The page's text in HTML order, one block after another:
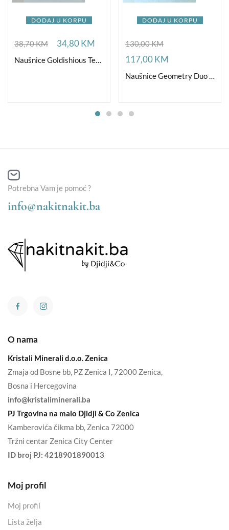
DODAJ U KORPU
38,70KM 34,80KM
Naušnice Goldishious TearDrop
DODAJ U KORPU
130,00KM
117,00KM
Naušnice Geometry Duo Crystal Gold
Potrebna Vam je pomoć ?
info@nakitnakit.ba
O nama
Kristali Minerali d.o.o. Zenica
Zmaja od Bosne bb, PZ Zenica I, 72000 Zenica,
Bosna i Hercegovina
info@kristaliminerali.ba
PJ Trgovina na malo Djidji & Co Zenica
Kamberovića čikma bb, Zenica 72000
Tržni centar Zenica City Center
ID broj PJ: 4218901890013
Moj profil
Moj profil
Lista želja